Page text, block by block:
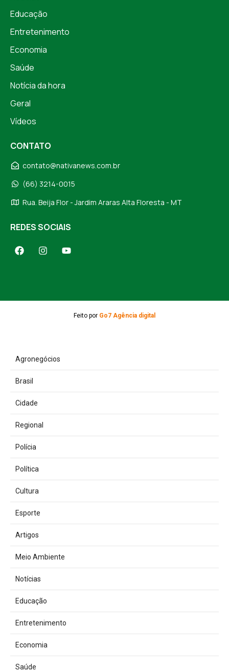
Educação
Entretenimento
Economia
Saúde
Notícia da hora
Geral
Vídeos
CONTATO
contato@nativanews.com.br
(66) 3214-0015
Rua. Beija Flor - Jardim Araras Alta Floresta - MT
REDES SOCIAIS
Feito por Go7 Agência digital
Agronegócios
Brasil
Cidade
Regional
Polícia
Política
Cultura
Esporte
Artigos
Meio Ambiente
Notícias
Educação
Entretenimento
Economia
Saúde